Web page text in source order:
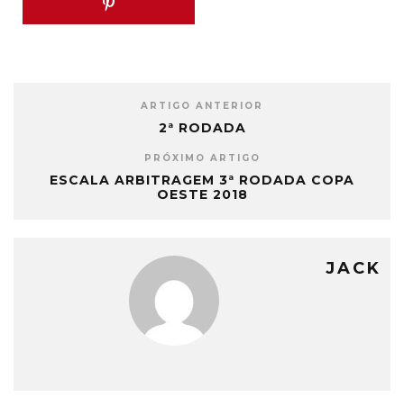
ARTIGO ANTERIOR
2ª RODADA
PRÓXIMO ARTIGO
ESCALA ARBITRAGEM 3ª RODADA COPA
OESTE 2018
JACK